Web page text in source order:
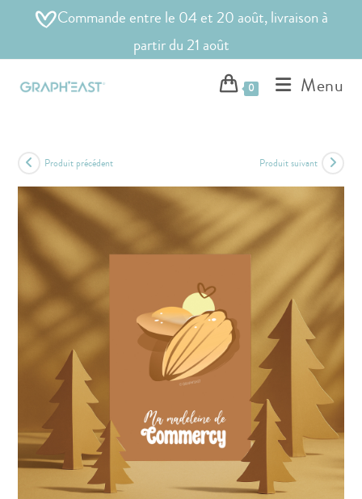
Commande entre le 04 et 20 août, livraison à
partir du 21 août
0 Menu
Produit précédent Produit suivant